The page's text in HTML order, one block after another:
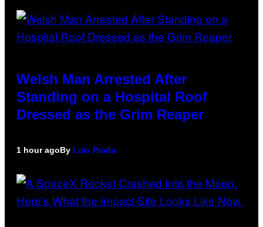
Welsh Man Arrested After
Standing on a Hospital Roof
Dressed as the Grim Reaper
1 hour agoBy Luis Prada